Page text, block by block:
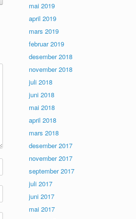
mai 2019
april 2019
mars 2019
februar 2019
desember 2018
november 2018
juli 2018
juni 2018
mai 2018
april 2018
mars 2018
desember 2017
november 2017
september 2017
juli 2017
juni 2017
mai 2017